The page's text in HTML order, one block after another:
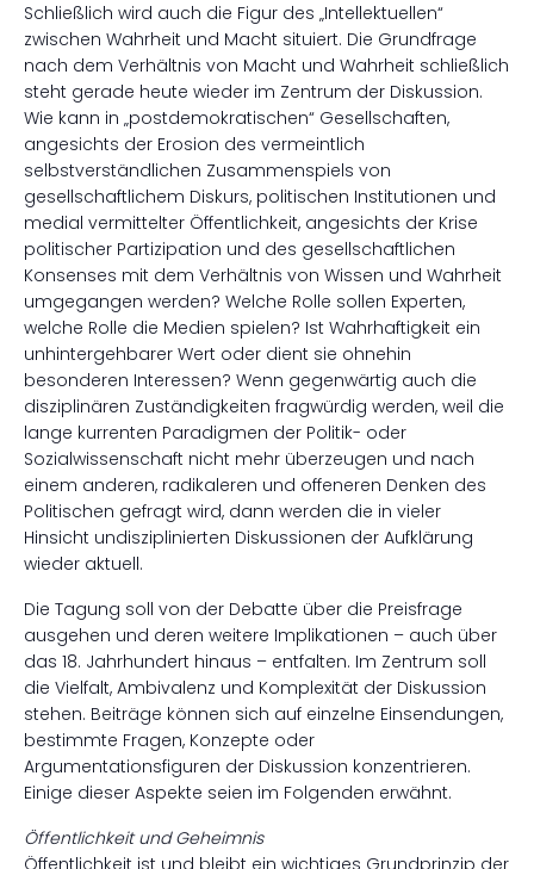
Schließlich wird auch die Figur des „Intellektuellen“
zwischen Wahrheit und Macht situiert. Die Grundfrage
nach dem Verhältnis von Macht und Wahrheit schließlich
steht gerade heute wieder im Zentrum der Diskussion.
Wie kann in „postdemokratischen“ Gesellschaften,
angesichts der Erosion des vermeintlich
selbstverständlichen Zusammenspiels von
gesellschaftlichem Diskurs, politischen Institutionen und
medial vermittelter Öffentlichkeit, angesichts der Krise
politischer Partizipation und des gesellschaftlichen
Konsenses mit dem Verhältnis von Wissen und Wahrheit
umgegangen werden? Welche Rolle sollen Experten,
welche Rolle die Medien spielen? Ist Wahrhaftigkeit ein
unhintergehbarer Wert oder dient sie ohnehin
besonderen Interessen? Wenn gegenwärtig auch die
disziplinären Zuständigkeiten fragwürdig werden, weil die
lange kurrenten Paradigmen der Politik- oder
Sozialwissenschaft nicht mehr überzeugen und nach
einem anderen, radikaleren und offeneren Denken des
Politischen gefragt wird, dann werden die in vieler
Hinsicht undisziplinierten Diskussionen der Aufklärung
wieder aktuell.
Die Tagung soll von der Debatte über die Preisfrage
ausgehen und deren weitere Implikationen – auch über
das 18. Jahrhundert hinaus – entfalten. Im Zentrum soll
die Vielfalt, Ambivalenz und Komplexität der Diskussion
stehen. Beiträge können sich auf einzelne Einsendungen,
bestimmte Fragen, Konzepte oder
Argumentationsfiguren der Diskussion konzentrieren.
Einige dieser Aspekte seien im Folgenden erwähnt.
Öffentlichkeit und Geheimnis